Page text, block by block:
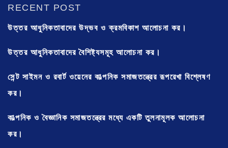
RECENT POST
উত্তর আধুনিকতাবাদের উদ্ভব ও ক্রমবিকাশ আলোচনা কর।
উত্তর আধুনিকতাবাদের বৈশিষ্ট্যসমূহ আলোচনা কর।
সেন্ট সাইমন ও রবার্ট ওয়েনের কাল্পনিক সমাজতন্ত্রের রূপরেখা বিশ্লেষণ
কর।
কাল্পনিক ও বৈজ্ঞানিক সমাজতন্ত্রের মধ্যে একটি তুলনামূলক আলোচনা
কর।